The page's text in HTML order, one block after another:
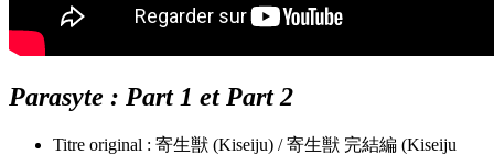
Parasyte : Part 1 et Part 2
Titre original : 寄生獣 (Kiseiju) / 寄生獣 完結編 (Kiseiju